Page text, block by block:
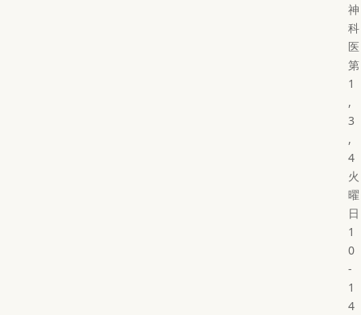
神
科
医
第
1
,
3
,
4
火
曜
日
1
0
-
1
4